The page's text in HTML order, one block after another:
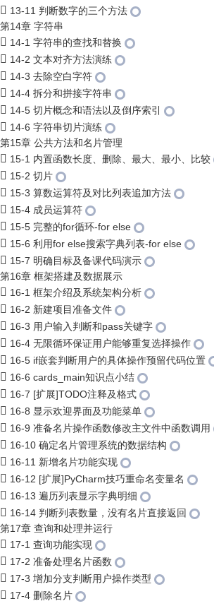
13-11 判断数字的三个方法
第14章 字符串
14-1 字符串的查找和替换
14-2 文本对齐方法演练
14-3 去除空白字符
14-4 拆分和拼接字符串
14-5 切片概念和语法以及倒序索引
14-6 字符串切片演练
第15章 公共方法和名片管理
15-1 内置函数长度、删除、最大、最小、比较
15-2 切片
15-3 算数运算符及对比列表追加方法
15-4 成员运算符
15-5 完整的for循环-for else
15-6 利用for else搜索字典列表-for else
15-7 明确目标及备课代码演示
第16章 框架搭建及数据展示
16-1 框架介绍及系统架构分析
16-2 新建项目准备文件
16-3 用户输入判断和pass关键字
16-4 无限循环保证用户能够重复选择操作
16-5 if嵌套判断用户的具体操作预留代码位置
16-6 cards_main知识点小结
16-7 [扩展]TODO注释及格式
16-8 显示欢迎界面及功能菜单
16-9 准备名片操作函数修改主文件中函数调用
16-10 确定名片管理系统的数据结构
16-11 新增名片功能实现
16-12 [扩展]PyCharm技巧重命名变量名
16-13 遍历列表显示字典明细
16-14 判断列表数量，没有名片直接返回
第17章 查询和处理并运行
17-1 查询功能实现
17-2 准备处理名片函数
17-3 增加分支判断用户操作类型
17-4 删除名片